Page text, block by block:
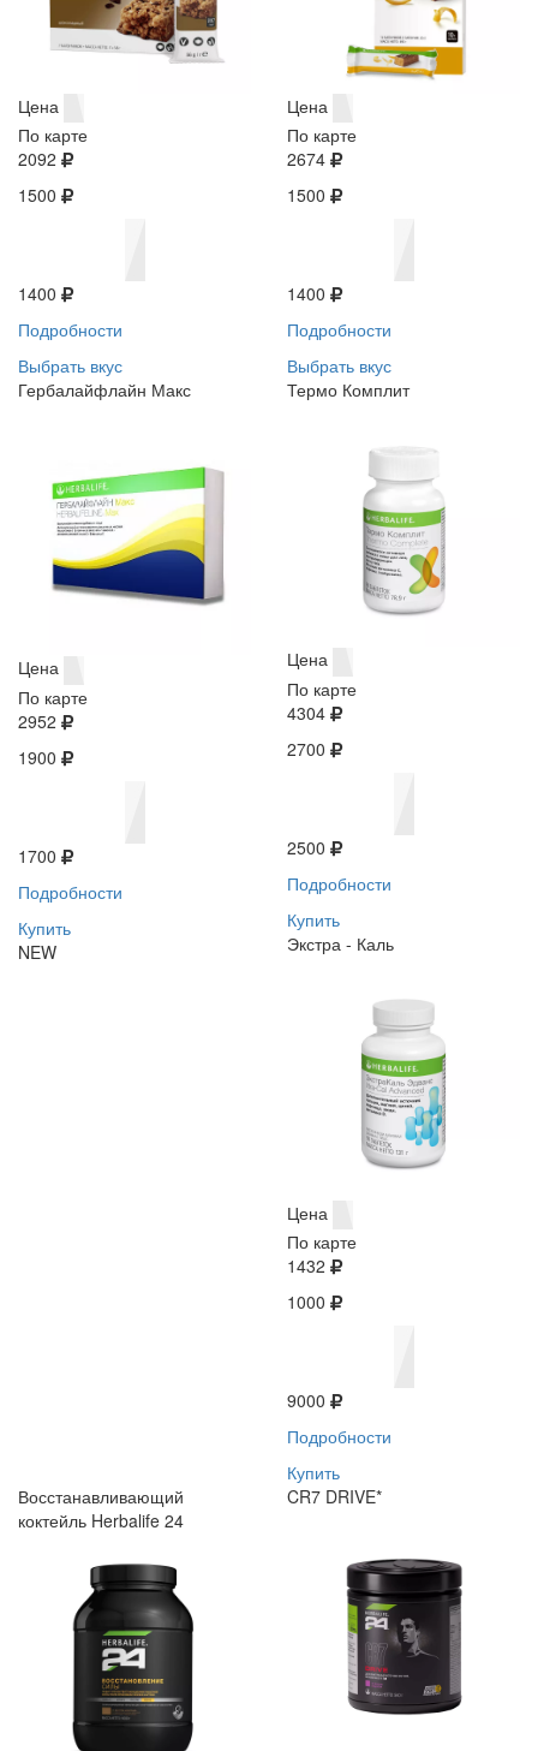
Цена
По карте
2092
1500
1400
Подробности
Выбрать вкус
Цена
По карте
2674
1500
1400
Подробности
Выбрать вкус
Гербалайфлайн Макс
Цена
По карте
2952
1900
1700
Подробности
Купить
NEW
Термо Комплит
Цена
По карте
4304
2700
2500
Подробности
Купить
Экстра - Каль
Цена
По карте
1432
1000
9000
Подробности
Купить
Восстанавливающий
коктейль Herbalife 24
CR7 DRIVE*